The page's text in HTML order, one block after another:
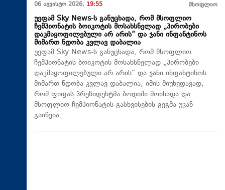
06 აგვისტო 2026, 19:55 მსოფლიო
უეფამ Sky News-ს განუცხადა, რომ მსოფლიო
ჩემპიონატის ბოიკოტის მოსახსნელად „პირობები
დაკმაყოფილებული არ არის“ და ჯანი ინფანტინოს
მიმართ ნდობა კვლავ დაბალია
უეფამ Sky News-ს განუცხადა, რომ მსოფლიო
ჩემპიონატის ბოიკოტის მოსახსნელად „პირობები
დაკმაყოფილებული არ არის“ და ჯანი ინფანტინოს
მიმართ ნდობა კვლავ დაბალია, იმის მიუხედავად,
რომ ფიფას პრეზიდენტმა ბოდიში მოიხადა და
მსოფლიო ჩემპიონატის გასხვისების გეგმა უკან
გაიწვია.